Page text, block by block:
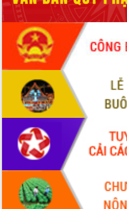
món ăn từ sầu riêng
Đắk Lắk công bố Quy hoạch và xúc
tiến đầu tư tỉnh
Ngành cá ngừ Đắk Lắk chủ động thích
ứng để giữ vững thị trường xuất khẩu
Diễn đàn Kinh tế tư nhân Việt Nam đột
phá cơ chế - Hợp tác công tư
Đề án 06 tạo bước ngoặt đột phá trong
cải cách hành chính tỉnh Đắk Lắk
Kết nối tour, đẩy mạnh chuyển đổi số
để phát triển du lịch Đắk Lắk
Khởi động Dự án Đầu tư xây dựng hạ
tầng kỹ thuật Cụm công nghiệp Tân
Tiến
Gặp mặt các cơ quan báo chí nhân Kỷ
niệm 101 năm Ngày Báo chí Cách
mạng Việt Nam
Đắk Lắk sơ kết 4 năm triển khai thực
hiện Đề án 06 của Chính phủ